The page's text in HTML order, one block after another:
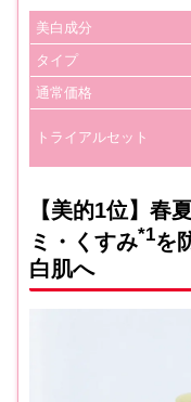
美白成分
タイプ
通常価格
トライアルセット
【美的1位】春
ミ・くすみ*1を
白肌へ